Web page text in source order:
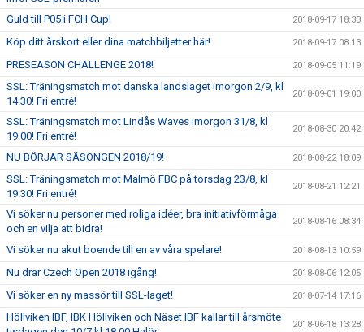
Guld till P05 i FCH Cup! 2018-09-17 18:33
Köp ditt årskort eller dina matchbiljetter här! 2018-09-17 08:13
PRESEASON CHALLENGE 2018! 2018-09-05 11:19
SSL: Träningsmatch mot danska landslaget imorgon 2/9, kl
14.30! Fri entré!
2018-09-01 19:00
SSL: Träningsmatch mot Lindås Waves imorgon 31/8, kl
19.00! Fri entré!
2018-08-30 20:42
NU BÖRJAR SÄSONGEN 2018/19! 2018-08-22 18:09
SSL: Träningsmatch mot Malmö FBC på torsdag 23/8, kl
19.30! Fri entré!
2018-08-21 12:21
Vi söker nu personer med roliga idéer, bra initiativförmåga
och en vilja att bidra!
2018-08-16 08:34
Vi söker nu akut boende till en av våra spelare! 2018-08-13 10:59
Nu drar Czech Open 2018 igång! 2018-08-06 12:05
Vi söker en ny massör till SSL-laget! 2018-07-14 17:16
Höllviken IBF, IBK Höllviken och Näset IBF kallar till årsmöte
2018-06-18 13:28